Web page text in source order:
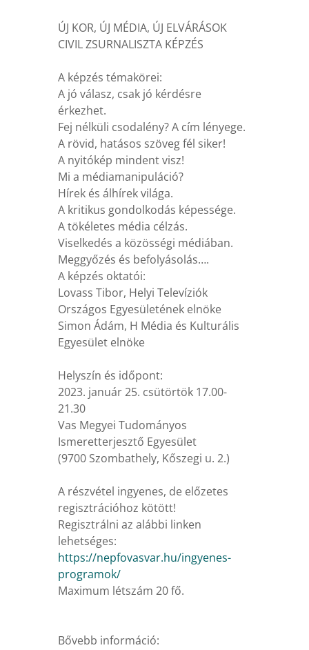
ÚJ KOR, ÚJ MÉDIA, ÚJ ELVÁRÁSOK
CIVIL ZSURNALISZTA KÉPZÉS
A képzés témakörei:
A jó válasz, csak jó kérdésre
érkezhet.
Fej nélküli csodalény? A cím lényege.
A rövid, hatásos szöveg fél siker!
A nyitókép mindent visz!
Mi a médiamanipuláció?
Hírek és álhírek világa.
A kritikus gondolkodás képessége.
A tökéletes média célzás.
Viselkedés a közösségi médiában.
Meggyőzés és befolyásolás….
A képzés oktatói:
Lovass Tibor, Helyi Televíziók
Országos Egyesületének elnöke
Simon Ádám, H Média és Kulturális
Egyesület elnöke
Helyszín és időpont:
2023. január 25. csütörtök 17.00-
21.30
Vas Megyei Tudományos
Ismeretterjesztő Egyesület
(9700 Szombathely, Kőszegi u. 2.)
A részvétel ingyenes, de előzetes
regisztrációhoz kötött!
Regisztrálni az alábbi linken
lehetséges:
https://nepfovasvar.hu/ingyenes-
programok/
Maximum létszám 20 fő.
Bővebb információ: